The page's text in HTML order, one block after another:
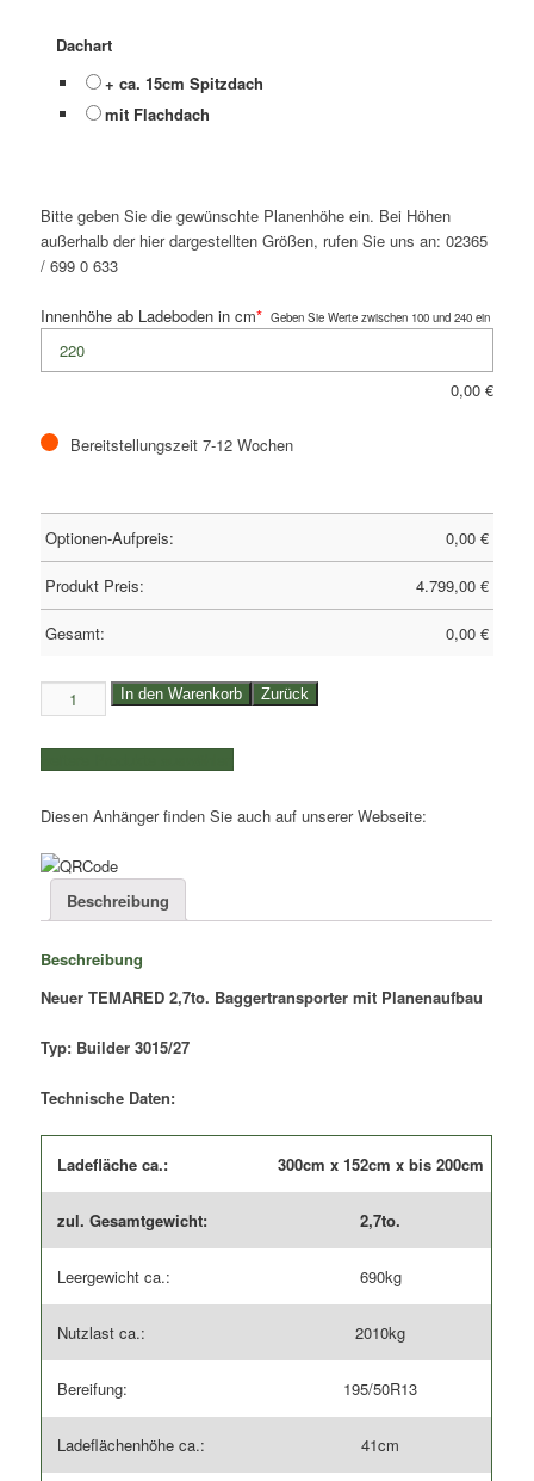
Dachart
+ ca. 15cm Spitzdach
mit Flachdach
Bitte geben Sie die gewünschte Planenhöhe ein. Bei Höhen
außerhalb der hier dargestellten Größen, rufen Sie uns an: 02365
/ 699 0 633
Innenhöhe ab Ladeboden in cm* Geben Sie Werte zwischen 100 und 240 ein
0,00 €
Bereitstellungszeit 7-12 Wochen
Optionen-Aufpreis: 0,00 €
Produkt Preis: 4.799,00 €
Gesamt: 0,00 €
2,7to.
TEMARED
Baggertransporter
|
3,00x1,50m
Typ:
Builder
3015/27
Menge
In den Warenkorb Zurück
Diesen Anhänger finden Sie auch auf unserer Webseite:
Beschreibung
Beschreibung
Neuer TEMARED 2,7to. Baggertransporter mit Planenaufbau
Typ: Builder 3015/27
Technische Daten:
Ladefläche ca.: 300cm x 152cm x bis 200cm
zul. Gesamtgewicht: 2,7to.
Leergewicht ca.: 690kg
Nutzlast ca.: 2010kg
Bereifung: 195/50R13
Ladeflächenhöhe ca.: 41cm